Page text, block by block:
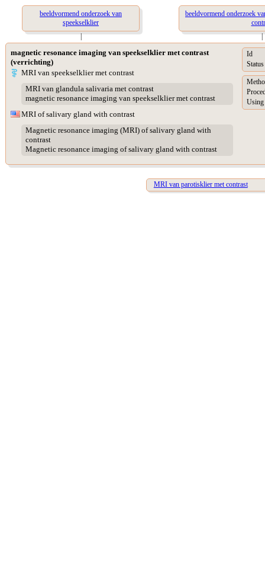
beeldvormend onderzoek van
speekselklier
beeldvormend onderzoek
|
|
magnetic resonance imaging van speekselklier met contrast
(verrichting)
MRI van speekselklier met contrast
MRI van glandula salivaria met contrast
magnetic resonance imaging van speekselklier met contrast
MRI of salivary gland with contrast
Magnetic resonance imaging (MRI) of salivary gland with
contrast
Magnetic resonance imaging of salivary gland with contrast
Id
Status
Using
MRI van parotisklier met contrast